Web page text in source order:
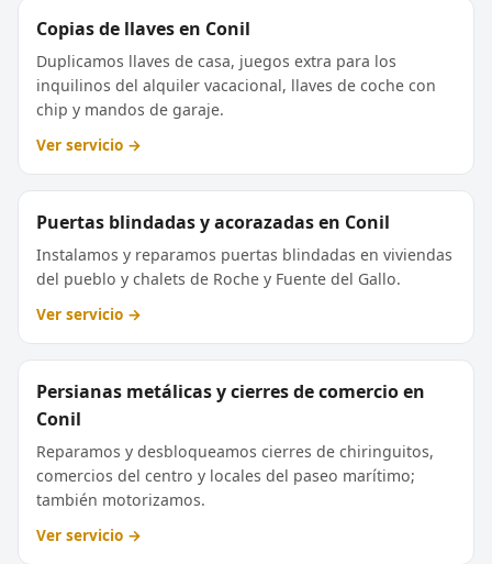
Copias de llaves en Conil
Duplicamos llaves de casa, juegos extra para los
inquilinos del alquiler vacacional, llaves de coche con
chip y mandos de garaje.
Ver servicio →
Puertas blindadas y acorazadas en Conil
Instalamos y reparamos puertas blindadas en viviendas
del pueblo y chalets de Roche y Fuente del Gallo.
Ver servicio →
Persianas metálicas y cierres de comercio en
Conil
Reparamos y desbloqueamos cierres de chiringuitos,
comercios del centro y locales del paseo marítimo;
también motorizamos.
Ver servicio →